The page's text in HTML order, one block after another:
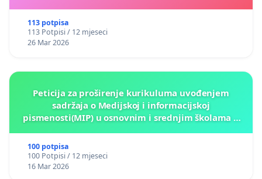
113 potpisa
113 Potpisi / 12 mjeseci
26 Mar 2026
Peticija za proširenje kurikuluma uvođenjem
sadržaja o Medijskoj i informacijskoj
pismenosti(MIP) u osnovnim i srednjim školama u
100 potpisa
100 Potpisi / 12 mjeseci
16 Mar 2026